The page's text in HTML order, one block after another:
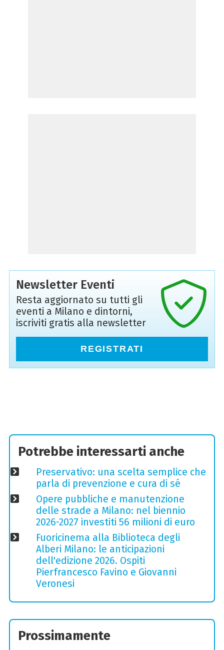
Newsletter Eventi
Resta aggiornato su tutti gli
eventi a Milano e dintorni,
iscriviti gratis alla newsletter
REGISTRATI
Potrebbe interessarti anche
Preservativo: una scelta semplice che
parla di prevenzione e cura di sé
Opere pubbliche e manutenzione
delle strade a Milano: nel biennio
2026-2027 investiti 56 milioni di euro
Fuoricinema alla Biblioteca degli
Alberi Milano: le anticipazioni
dell'edizione 2026. Ospiti
Pierfrancesco Favino e Giovanni
Veronesi
Prossimamente